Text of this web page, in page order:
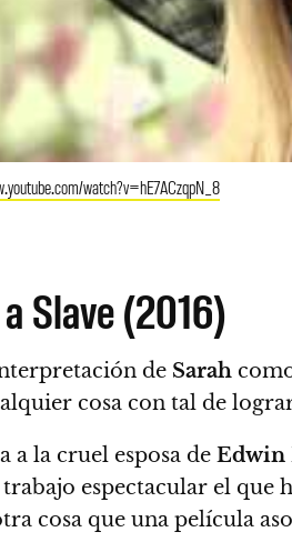
watch?v=hE7ACzqpN_8
Slave (2016)
de Sarah
cosa con tal de
a la cruel esposa de Edwin
espectacular el que
cosa que una película